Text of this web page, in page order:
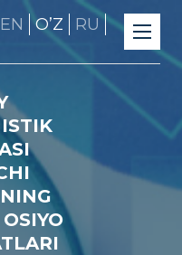
EN OʼZ RU